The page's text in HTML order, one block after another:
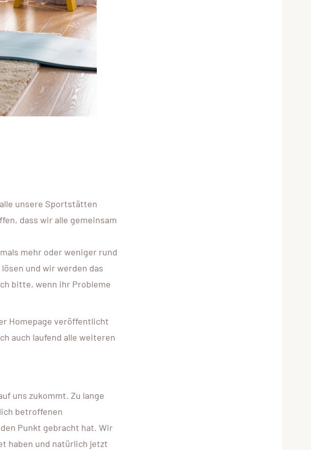
unsere Sportstätten
dass wir alle gemeinsam
mehr oder weniger rund
und wir werden das
bitte, wenn ihr Probleme
Homepage veröffentlicht
auch laufend alle weiteren
uns zukommt. Zu lange
betroffenen
Punkt gebracht hat. Wir
haben und natürlich jetzt